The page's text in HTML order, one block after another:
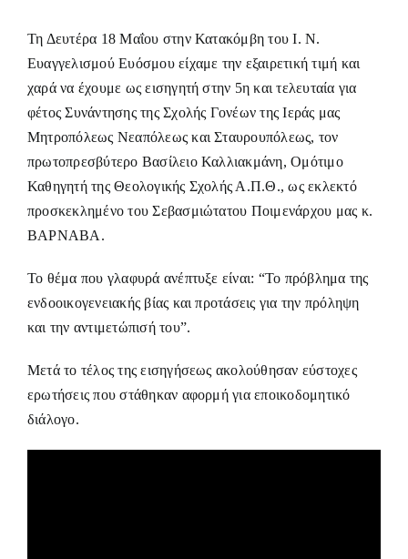
Τη Δευτέρα 18 Μαΐου στην Κατακόμβη του Ι. Ν.
Ευαγγελισμού Ευόσμου είχαμε την εξαιρετική τιμή και
χαρά να έχουμε ως εισηγητή στην 5η και τελευταία για
φέτος Συνάντησης της Σχολής Γονέων της Ιεράς μας
Μητροπόλεως Νεαπόλεως και Σταυρουπόλεως, τον
πρωτοπρεσβύτερο Βασίλειο Καλλιακμάνη, Ομότιμο
Καθηγητή της Θεολογικής Σχολής Α.Π.Θ., ως εκλεκτό
προσκεκλημένο του Σεβασμιώτατου Ποιμενάρχου μας κ.
ΒΑΡΝΑΒΑ.
Το θέμα που γλαφυρά ανέπτυξε είναι: “Το πρόβλημα της
ενδοοικογενειακής βίας και προτάσεις για την πρόληψη
και την αντιμετώπισή του”.
Μετά το τέλος της εισηγήσεως ακολούθησαν εύστοχες
ερωτήσεις που στάθηκαν αφορμή για εποικοδομητικό
διάλογο.